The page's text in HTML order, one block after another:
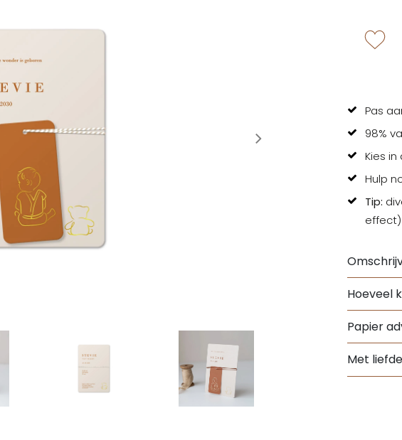
Pas
98%
Kies
Hulp
Tip:
effect)
Hoeveel
Papier
Met